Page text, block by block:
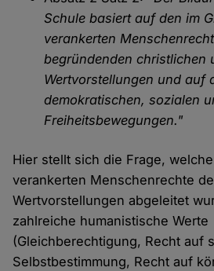
Schule basiert auf den im
verankerten
begründenden christlichen
Wertvorstellungen und auf
demokratischen, sozialen
Freiheitsbewegungen."
Hier stellt sich die Frage,
verankerten Menschenrechte
Wertvorstellungen abgeleitet
zahlreiche humanistische Werte
(Gleichberechtigung, Recht auf
Selbstbestimmung, Recht auf